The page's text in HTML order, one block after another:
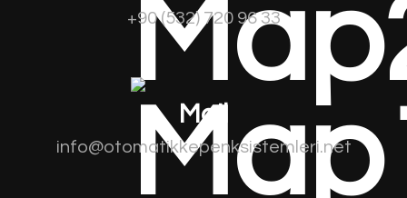
+90 (532) 720 96 33
Mail
info@otomatikkepenksistemleri.net